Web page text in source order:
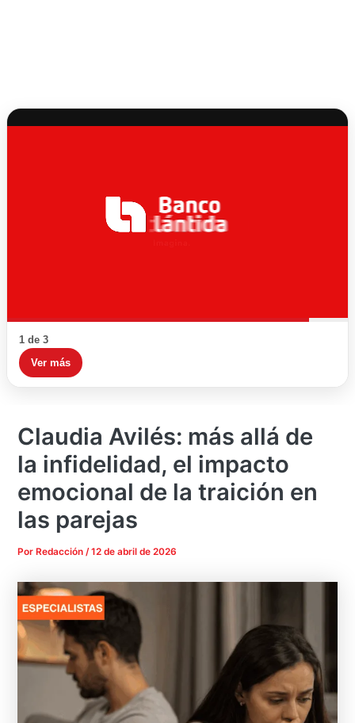
1 de 3
Ver más
Claudia Avilés: más allá de
la infidelidad, el impacto
emocional de la traición en
las parejas
Por Redacción/12 de abril de 2026